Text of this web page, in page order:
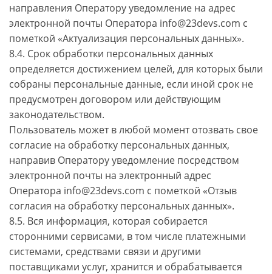
направления Оператору уведомление на адрес
электронной почты Оператора info@23devs.com с
пометкой «Актуализация персональных данных».
8.4. Срок обработки персональных данных
определяется достижением целей, для которых были
собраны персональные данные, если иной срок не
предусмотрен договором или действующим
законодательством.
Пользователь может в любой момент отозвать свое
согласие на обработку персональных данных,
направив Оператору уведомление посредством
электронной почты на электронный адрес
Оператора info@23devs.com с пометкой «Отзыв
согласия на обработку персональных данных».
8.5. Вся информация, которая собирается
сторонними сервисами, в том числе платежными
системами, средствами связи и другими
поставщиками услуг, хранится и обрабатывается